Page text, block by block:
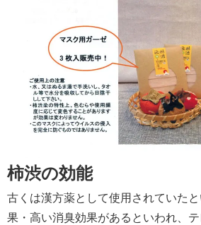
柿渋の効能
古くは漢方薬として使用されていた
果・高い消臭効果があるといわれ、